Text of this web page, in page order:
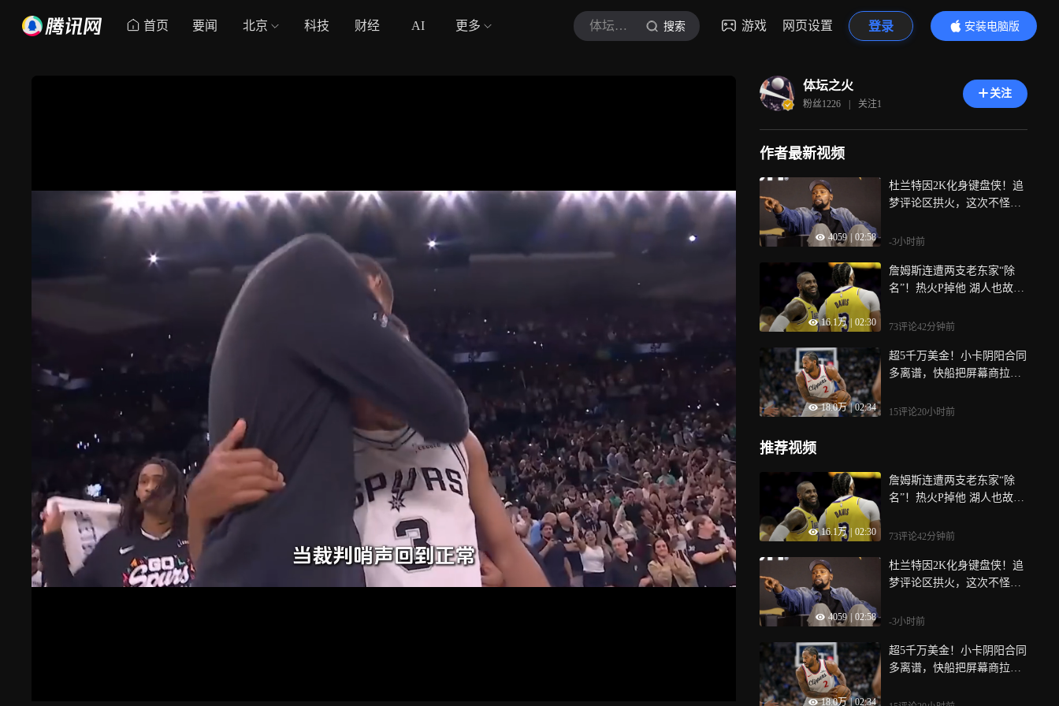
首页 要闻 北京 科技 财经 AI 更多 体坛之火 搜索 游戏 网页设置 登录
安装电脑版
内容更精彩
体坛之火
粉丝1226 | 关注1
关注
作者最新视频
4059 02:58
杜兰特因2K化身键盘侠！追
梦评论区拱火，这次不怪他
-3小时前
16.1万 02:30
詹姆斯连遭两支老东家“除
名”！热火P掉他 湖人也故意
73评论42分钟前
18.0万 | 02:34
超5千万美金！小卡阴阳合同
多离谱，快船把屏幕商拉来
15评论20小时前
推荐视频
16.1万 02:30
詹姆斯连遭两支老东家“除
名”！热火P掉他 湖人也故意
73评论42分钟前
4059 02:58
杜兰特因2K化身键盘侠！追
梦评论区拱火，这次不怪他
-3小时前
18.0万 | 02:34
超5千万美金！小卡阴阳合同
多离谱，快船把屏幕商拉来